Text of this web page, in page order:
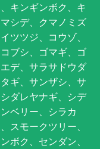
キンギンボク、キ
シデ、クマノミズ
ツツジ、コウゾ、
ブシ、ゴマギ、ゴ
デ、サラサドウダ
ギ、サンザシ、サ
ダレヤナギ、シデ
ベリー、シラカ
スモークツリー、
ボク、センダン、